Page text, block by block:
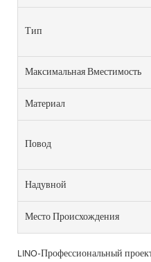
Тип
Максимальная Вместимость
Материал
Повод
Надувной
Место Происхождения
LINO-Профессиональный